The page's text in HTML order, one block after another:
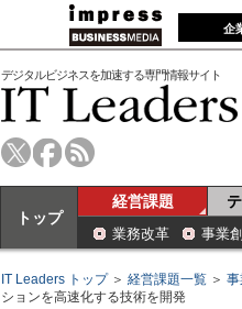
企
デジタルビジネスを加速する専門情報サイト
トップ
経営課題
業務改革 事業
IT Leaders トップ＞ 経営課題一覧 ＞ 事
ションを高速化する技術を開発